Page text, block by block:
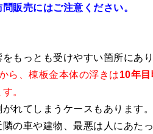
販売にはご注意ください。
もっとも受けやすい箇所にあり
ら、棟板金本体の浮きは10年目
。
れてしまうケースもあります。
の車や建物、最悪は人にあた